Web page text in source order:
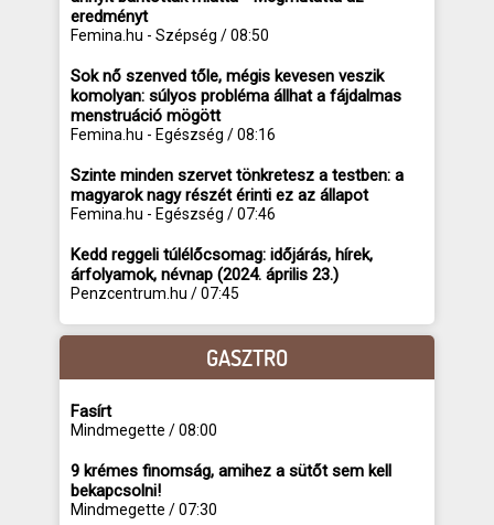
eredményt
Femina.hu - Szépség / 08:50
Sok nő szenved tőle, mégis kevesen veszik
komolyan: súlyos probléma állhat a fájdalmas
menstruáció mögött
Femina.hu - Egészség / 08:16
Szinte minden szervet tönkretesz a testben: a
magyarok nagy részét érinti ez az állapot
Femina.hu - Egészség / 07:46
Kedd reggeli túlélőcsomag: időjárás, hírek,
árfolyamok, névnap (2024. április 23.)
Penzcentrum.hu / 07:45
GASZTRO
Fasírt
Mindmegette / 08:00
9 krémes finomság, amihez a sütőt sem kell
bekapcsolni!
Mindmegette / 07:30